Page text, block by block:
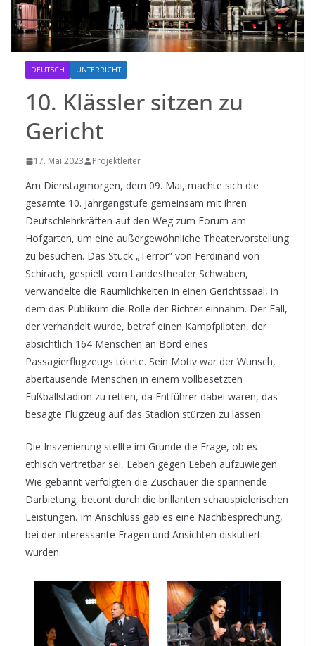
DEUTSCH UNTERRICHT
10. Klässler sitzen zu
Gericht
17. Mai 2023 Projektleiter
Am Dienstagmorgen, dem 09. Mai, machte sich die
gesamte 10. Jahrgangstufe gemeinsam mit ihren
Deutschlehrkräften auf den Weg zum Forum am
Hofgarten, um eine außergewöhnliche Theatervorstellung
zu besuchen. Das Stück „Terror” von Ferdinand von
Schirach, gespielt vom Landestheater Schwaben,
verwandelte die Räumlichkeiten in einen Gerichtssaal, in
dem das Publikum die Rolle der Richter einnahm. Der Fall,
der verhandelt wurde, betraf einen Kampfpiloten, der
absichtlich 164 Menschen an Bord eines
Passagierflugzeugs tötete. Sein Motiv war der Wunsch,
abertausende Menschen in einem vollbesetzten
Fußballstadion zu retten, da Entführer dabei waren, das
besagte Flugzeug auf das Stadion stürzen zu lassen.
Die Inszenierung stellte im Grunde die Frage, ob es
ethisch vertretbar sei, Leben gegen Leben aufzuwiegen.
Wie gebannt verfolgten die Zuschauer die spannende
Darbietung, betont durch die brillanten schauspielerischen
Leistungen. Im Anschluss gab es eine Nachbesprechung,
bei der interessante Fragen und Ansichten diskutiert
wurden.